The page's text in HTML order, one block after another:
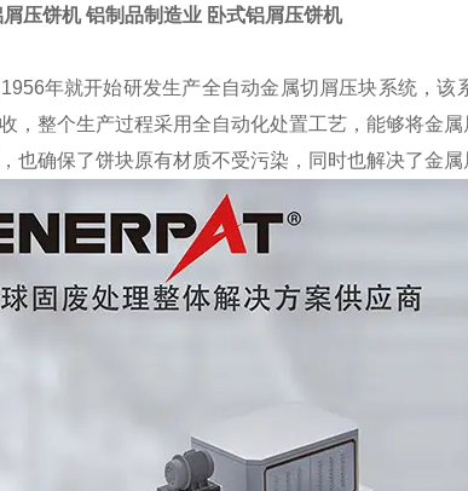
压饼机 铝制品制造业 卧式铝屑压饼机
年就开始研发生产全自动金属切屑压块系统，
，整个生产过程采用全自动化处置工艺，能够将金
也确保了饼块原有材质不受污染，同时也解决了金属